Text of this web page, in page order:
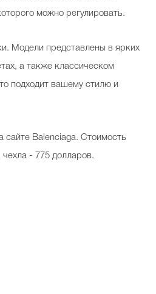
можно регулировать.
Модели представлены в ярких
а также классическом
подходит вашему стилю и
сайте Balenciaga. Стоимость
- 775 долларов.